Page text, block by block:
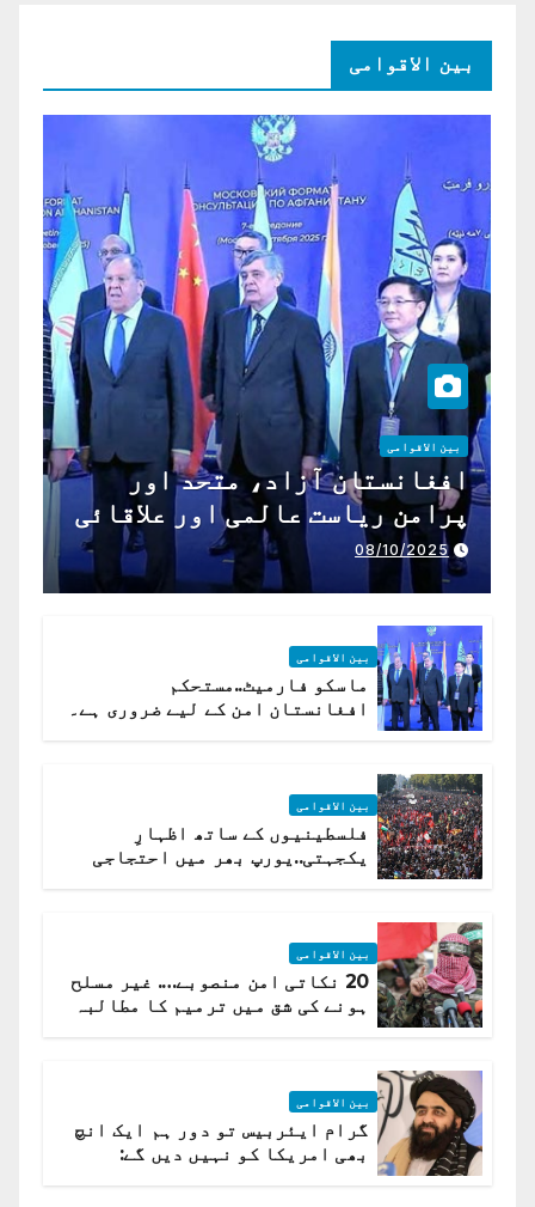
بین الاقوامی
بین الاقوامی
افغانستان آزاد، متحد اور
پرامن ریاست عالمی اور علاقائی
تعاون کے لیے ناگزیر ہے
08/10/2025
بین الاقوامی
ماسکو فارمیٹ..مستحکم
افغانستان امن کے لیے ضروری ہے۔
بین الاقوامی
فلسطینیوں کے ساتھ اظہارِ
یکجہتی..یورپ بھر میں احتجاجی
بین الاقوامی
20 نکاتی امن منصوبے…. غیر مسلح
ہونے کی شق میں ترمیم کا مطالبہ
بین الاقوامی
گرام ایئربیس تو دور ہم ایک انچ
بھی امریکا کو نہیں دیں گے: